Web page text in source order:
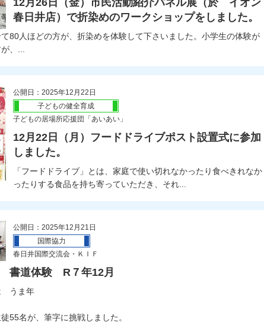
12月26日（金）市民活動紹介パネル展（於 イオン
春日井店）で折染めのワークショップをしました。
80人ほどの方が、折染めを体験して下さいました。小学生の体験が
、...
公開日：2025年12月22日
子どもの健全育成
子どもの居場所応援団「あいあい」
12月22日（月）フードドライブポスト設置式に参加
しました。
「フードドライブ」とは、家庭で使い切れなかったり食べきれなか
ったりする食品を持ち寄っていただき、それ...
公開日：2025年12月21日
国際協力
春日井国際交流会・ＫＩＦ
書道体験 R７年12月
うま年
55名が、筆字に挑戦しました。